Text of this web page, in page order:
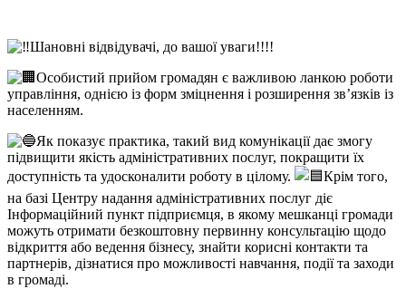
Шановні відвідувачі, до вашої уваги!!!!
Особистий прийом громадян є важливою ланкою роботи
управління, однією із форм зміцнення і розширення зв’язків із
населенням.
Як показує практика, такий вид комунікації дає змогу
підвищити якість адміністративних послуг, покращити їх
доступність та удосконалити роботу в цілому.
Крім того,
на базі Центру надання адміністративних послуг діє
Інформаційний пункт підприємця, в якому мешканці громади
можуть отримати безкоштовну первинну консультацію щодо
відкриття або ведення бізнесу, знайти корисні контакти та
партнерів, дізнатися про можливості навчання, події та заходи
в громаді.